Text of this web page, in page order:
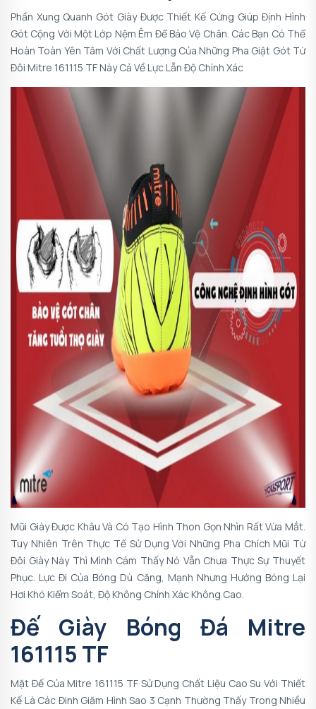
Phần Xung Quanh Gót Giày Được Thiết Kế Cứng Giúp Định Hình
Gót Cộng Với Một Lớp Nệm Êm Để Bảo Vệ Chân. Các Bạn Có Thể
Hoàn Toàn Yên Tâm Với Chất Lượng Của Những Pha Giật Gót Từ
Đôi Mitre 161115 TF Này Cả Về Lực Lẫn Độ Chính Xác
Mũi Giày Được Khâu Và Có Tạo Hình Thon Gọn Nhìn Rất Vừa Mắt.
Tuy Nhiên Trên Thực Tế Sử Dụng Với Những Pha Chích Mũi Từ
Đôi Giày Này Thì Mình Cảm Thấy Nó Vẫn Chưa Thực Sự Thuyết
Phục. Lực Đi Của Bóng Dù Căng, Mạnh Nhưng Hướng Bóng Lại
Hơi Khó Kiểm Soát, Độ Không Chính Xác Không Cao.
Đế Giày Bóng Đá Mitre
161115 TF
Mặt Đế Của Mitre 161115 TF Sử Dụng Chất Liệu Cao Su Với Thiết
Kế Là Các Đinh Giăm Hình Sao 3 Cạnh Thường Thấy Trong Nhiều